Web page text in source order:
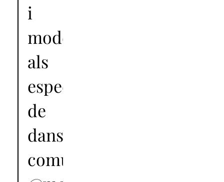
i
modernillos
als
espectacles
de
dansa
comunitària